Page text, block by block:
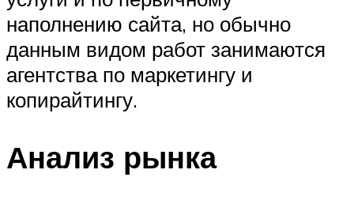
наполнению сайта, но обычно
данным видом работ занимаются
агентства по маркетингу и
копирайтингу.
Анализ рынка